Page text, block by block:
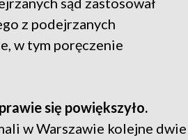
z podejrzanych
w tym poręczenie
się powiększyło.
w Warszawie kolejne dwie